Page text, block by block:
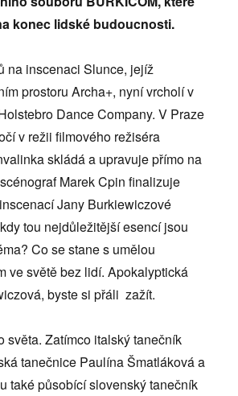
konec lidské budoucnosti.
na inscenaci Slunce, jejíž
prostoru Archa+, nyní vrcholí v
Dance Company. V Praze
v režii filmového režiséra
skládá a upravuje přímo na
Marek Cpin finalizuje
Jany Burkiewiczové
tou nejdůležitější esencí jsou
Co se stane s umělou
ve světě bez lidí. Apokalyptická
byste si přáli zažít.
Zatímco italský tanečník
tanečnice Paulína Šmatláková a
také působící slovenský tanečník